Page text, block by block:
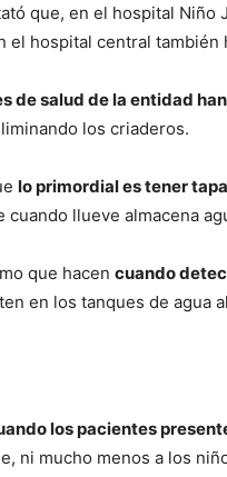
que, en el hospital Niño
el hospital central
de salud de la entidad
los criaderos.
lo primordial es tener
cuando llueve almacena
que hacen cuando
en los tanques de agua
los pacientes
ni mucho menos a los